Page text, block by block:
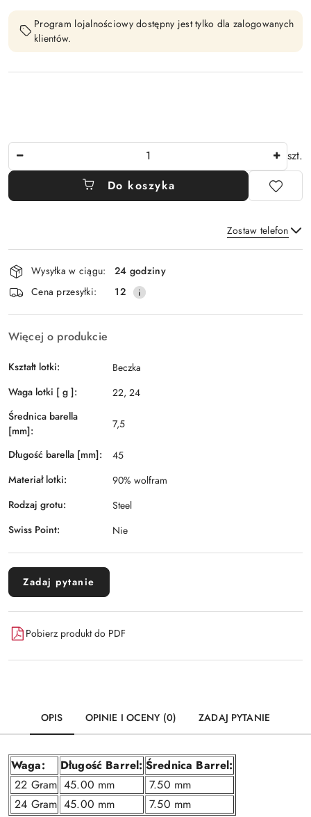
Program lojalnościowy dostępny jest tylko dla zalogowanych
klientów.
szt.
Do koszyka
Zostaw telefon
Wyślij
Dostępność
i
dostawa
Wysyłka w ciągu:
24 godziny
Cena przesyłki:
12
Więcej o produkcie
Kształt lotki:
Beczka
Waga lotki [ g ]:
22, 24
Średnica barella
[mm]:
7,5
Długość barella [mm]:
45
Materiał lotki:
90% wolfram
Rodzaj grotu:
Steel
Swiss Point:
Nie
Zadaj pytanie
Pobierz produkt do PDF
OPIS OPINIE I OCENY (0) ZADAJ PYTANIE
Waga: Długość Barrel: Średnica Barrel:
22 Gram 45.00 mm
7.50 mm
24 Gram 45.00 mm 7.50 mm